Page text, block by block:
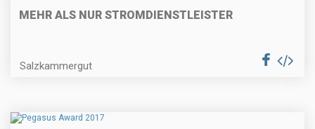
MEHR ALS NUR STROMDIENSTLEISTER
Salzkammergut